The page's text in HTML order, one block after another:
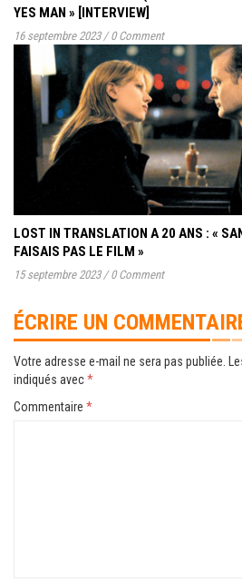
YES MAN » [INTERVIEW]
16 septembre 2023 / 0 Comment
LOST IN TRANSLATION A 20 ANS : «
FAISAIS PAS LE FILM »
15 septembre 2023 / 0 Comment
ÉCRIRE UN
Votre adresse e-mail ne sera pas publiée.
indiqués avec*
Commentaire *